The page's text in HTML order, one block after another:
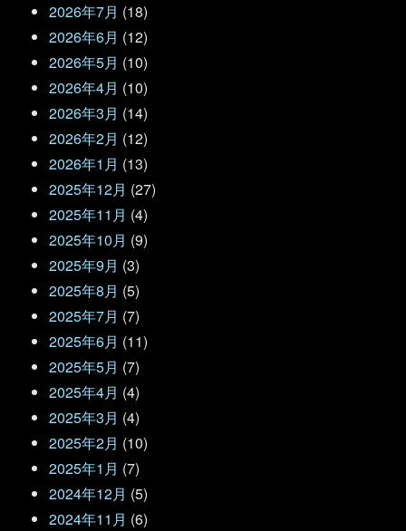
2026年7月 (18)
2026年6月 (12)
2026年5月 (10)
2026年4月 (10)
2026年3月 (14)
2026年2月 (12)
2026年1月 (13)
2025年12月 (27)
2025年11月 (4)
2025年10月 (9)
2025年9月 (3)
2025年8月 (5)
2025年7月 (7)
2025年6月 (11)
2025年5月 (7)
2025年4月 (4)
2025年3月 (4)
2025年2月 (10)
2025年1月 (7)
2024年12月 (5)
2024年11月 (6)